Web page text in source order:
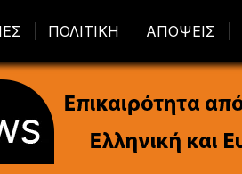
ΠΟΛΙΤΙΚΗ ΑΠΟΨΕΙΣ